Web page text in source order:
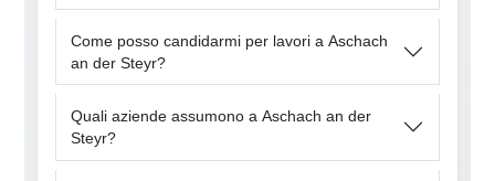
Come posso candidarmi per lavori a Aschach
an der Steyr?
Quali aziende assumono a Aschach an der
Steyr?